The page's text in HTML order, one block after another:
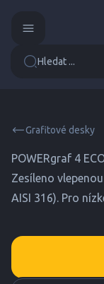
Hledat ...
Grafitové desky
POWERgraf 4
Zesíleno
AISI 316). Pro